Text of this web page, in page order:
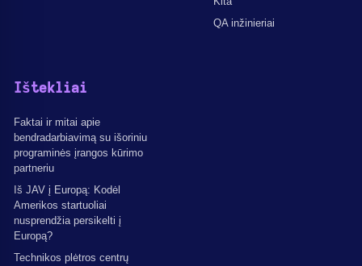
QA inžinieriai
Ištekliai
Faktai ir mitai apie
bendradarbiavimą su išoriniu
programinės įrangos kūrimo
partneriu
Iš JAV į Europą: Kodėl
Amerikos startuoliai
nusprendžia persikelti į
Europą?
Technikos plėtros centrų